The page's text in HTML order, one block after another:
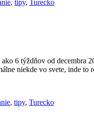
, tipy, Turecko
6 týždňov od
niekde vo svete, inde
, tipy, Turecko